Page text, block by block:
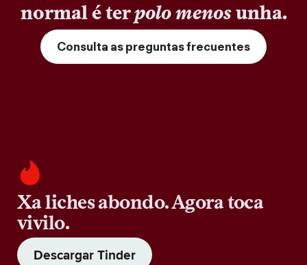
normal é terpolo menosunha.
Consulta as preguntas frecuentes
Xa liches abondo. Agora toca
vivilo.
Descargar Tinder